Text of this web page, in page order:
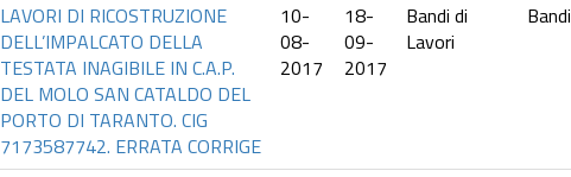
LAVORI DI RICOSTRUZIONE
DELL’IMPALCATO DELLA
TESTATA INAGIBILE IN C.A.P.
DEL MOLO SAN CATALDO DEL
PORTO DI TARANTO. CIG
7173587742. ERRATA CORRIGE
10-
08-
2017
18-
09-
2017
Bandi di
Lavori
Bandi